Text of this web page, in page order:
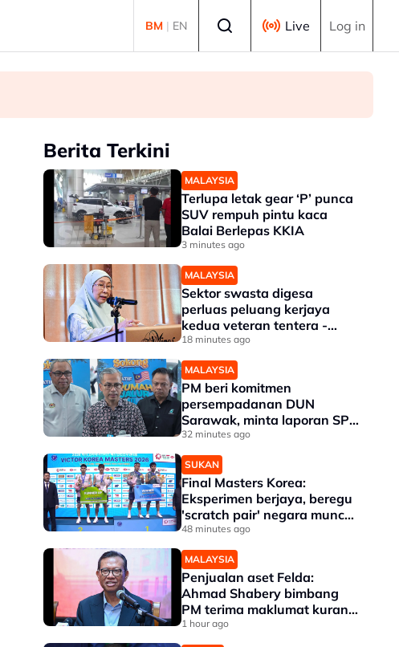
BM | EN Live Log in
Berita Terkini
MALAYSIA
Terlupa letak gear ‘P’ punca
SUV rempuh pintu kaca
Balai Berlepas KKIA
3 minutes ago
MALAYSIA
Sektor swasta digesa
perluas peluang kerjaya
kedua veteran tentera -
Wan Azizah
18 minutes ago
MALAYSIA
PM beri komitmen
persempadanan DUN
Sarawak, minta laporan SPR
- Fahmi
32 minutes ago
SUKAN
Final Masters Korea:
Eksperimen berjaya, beregu
'scratch pair' negara muncul
juara!
48 minutes ago
MALAYSIA
Penjualan aset Felda:
Ahmad Shabery bimbang
PM terima maklumat kurang
tepat
1 hour ago